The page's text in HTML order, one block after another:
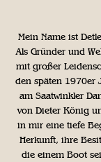
Mein Name ist
Als Gründer und
mit großer
den späten 1970er
am Saatwinkler
von Dieter König
in mir eine tiefe
Herkunft, ihre
die einem Boot